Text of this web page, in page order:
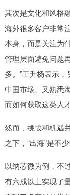
其次是文化和风格
海外很多客户非常
本身，而是关注为
管理层面避免问题
多。”王升杨表示
中国市场、又熟悉
而如何获取这类人
然而，挑战和机遇
之下，“出海”是不
以纳芯微为例，不
有六成以上实现了